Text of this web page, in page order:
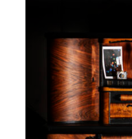
ADD TO